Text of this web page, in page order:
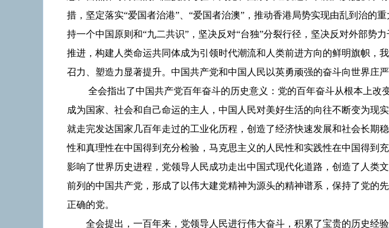
措，坚定落实“爱国者治港”、“爱国者治澳”，推动香港局势实现由乱到治的
持一个中国原则和“九二共识”，坚决反对“台独”分裂行径，坚决反对外部势
推进，构建人类命运共同体成为引领时代潮流和人类前进方向的鲜明旗帜，
召力、塑造力显著提升。中国共产党和中国人民以英勇顽强的奋斗向世界庄
全会指出了中国共产党百年奋斗的历史意义：党的百年奋斗从根本上改
成为国家、社会和自己命运的主人，中国人民对美好生活的向往不断变为现
就走完发达国家几百年走过的工业化历程，创造了经济快速发展和社会长期
性和真理性在中国得到充分检验，马克思主义的人民性和实践性在中国得到
影响了世界历史进程，党领导人民成功走出中国式现代化道路，创造了人类
前列的中国共产党，形成了以伟大建党精神为源头的精神谱系，保持了党的
正确的党。
全会提出，一百年来，党领导人民进行伟大奋斗，积累了宝贵的历史经